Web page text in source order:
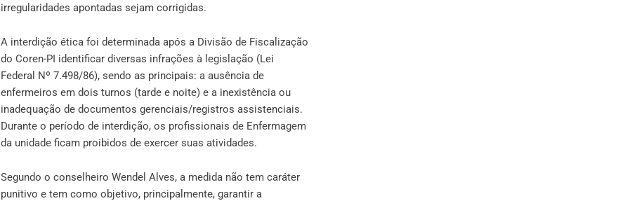
irregularidades apontadas sejam corrigidas.
A interdição ética foi determinada após a Divisão de Fiscalização
do Coren-PI identificar diversas infrações à legislação (Lei
Federal Nº 7.498/86), sendo as principais: a ausência de
enfermeiros em dois turnos (tarde e noite) e a inexistência ou
inadequação de documentos gerenciais/registros assistenciais.
Durante o período de interdição, os profissionais de Enfermagem
da unidade ficam proibidos de exercer suas atividades.
Segundo o conselheiro Wendel Alves, a medida não tem caráter
punitivo e tem como objetivo, principalmente, garantir a